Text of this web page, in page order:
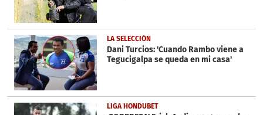
LA SELECCIÓN
Dani Turcios: 'Cuando Rambo viene a
Tegucigalpa se queda en mi casa'
LIGA HONDUBET